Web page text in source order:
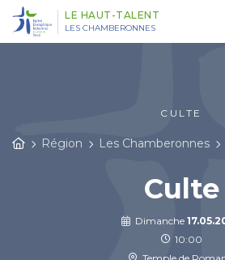
LE HAUT-TALENT
LES CHAMBERONNES
CULTE
Région Les Chamberonnes
Culte
Dimanche
10:00
Temple de
Panneau de gestion des cookies